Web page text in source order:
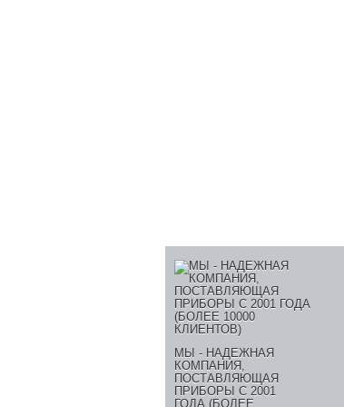
МЫ - НАДЕЖНАЯ
КОМПАНИЯ,
ПОСТАВЛЯЮЩАЯ
ПРИБОРЫ С 2001
ГОДА (БОЛЕЕ